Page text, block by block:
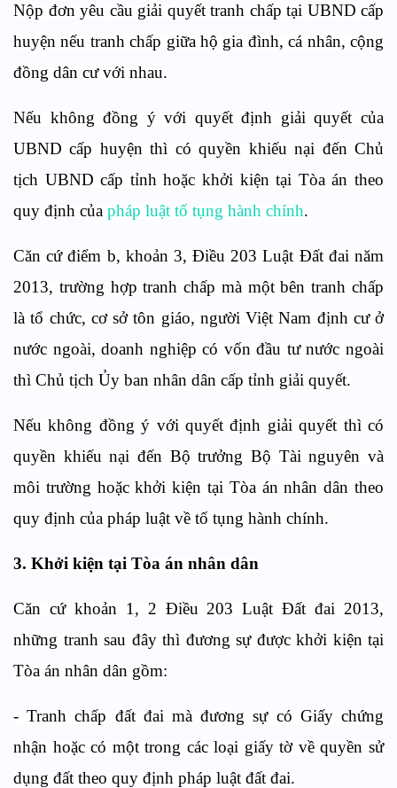
Nộp đơn yêu cầu giải quyết tranh chấp tại UBND cấp
huyện nếu tranh chấp giữa hộ gia đình, cá nhân, cộng
đồng dân cư với nhau.
Nếu không đồng ý với quyết định giải quyết của
UBND cấp huyện thì có quyền khiếu nại đến Chủ
tịch UBND cấp tỉnh hoặc khởi kiện tại Tòa án theo
quy định của pháp luật tố tụng hành chính.
Căn cứ điểm b, khoản 3, Điều 203 Luật Đất đai năm
2013, trường hợp tranh chấp mà một bên tranh chấp
là tổ chức, cơ sở tôn giáo, người Việt Nam định cư ở
nước ngoài, doanh nghiệp có vốn đầu tư nước ngoài
thì Chủ tịch Ủy ban nhân dân cấp tỉnh giải quyết.
Nếu không đồng ý với quyết định giải quyết thì có
quyền khiếu nại đến Bộ trưởng Bộ Tài nguyên và
môi trường hoặc khởi kiện tại Tòa án nhân dân theo
quy định của pháp luật về tố tụng hành chính.
3. Khởi kiện tại Tòa án nhân dân
Căn cứ khoản 1, 2 Điều 203 Luật Đất đai 2013,
những tranh sau đây thì đương sự được khởi kiện tại
Tòa án nhân dân gồm:
- Tranh chấp đất đai mà đương sự có Giấy chứng
nhận hoặc có một trong các loại giấy tờ về quyền sử
dụng đất theo quy định pháp luật đất đai.